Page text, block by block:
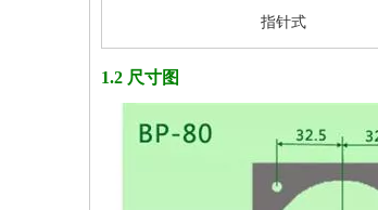
指针式
1.2 尺寸图